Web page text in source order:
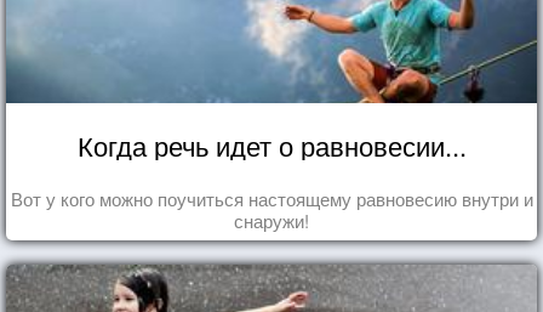
Когда речь идет о равновесии...
Вот у кого можно поучиться настоящему равновесию внутри и
снаружи!